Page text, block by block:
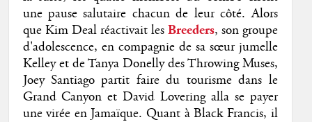
une pause salutaire chacun de leur côté. Alors
que Kim Deal réactivait lesBreeders, son groupe
d'adolescence, en compagnie de sa sœur jumelle
Kelley et de Tanya Donelly des Throwing Muses,
Joey Santiago partit faire du tourisme dans le
Grand Canyon et David Lovering alla se payer
une virée en Jamaïque. Quant à Black Francis, il